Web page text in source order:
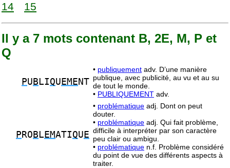
14
15
Il y a 7 mots contenant B, 2E, M, P et
Q
PU B LIQU EME NT
• publiquement adv. D’une manière
publique, avec publicité, au vu et au su
de tout le monde.
• PUBLIQUEMENT adv.
P RO B L EMATIQU E
• problématique adj. Dont on peut
douter.
• problématique adj. Qui fait problème,
difficile à interpréter par son caractère
peu clair ou ambigu.
• problématique n.f. Problème considéré
du point de vue des différents aspects à
traiter.